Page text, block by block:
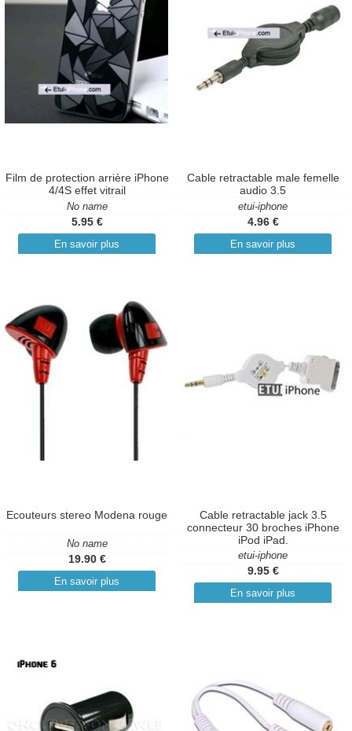
Film de protection arrière iPhone
4/4S effet vitrail
No name
5.95 €
En savoir plus
Cable retractable male femelle
audio 3.5
etui-iphone
4.96 €
En savoir plus
Ecouteurs stereo Modena rouge
No name
19.90 €
En savoir plus
Cable retractable jack 3.5
connecteur 30 broches iPhone
iPod iPad.
etui-iphone
9.95 €
En savoir plus